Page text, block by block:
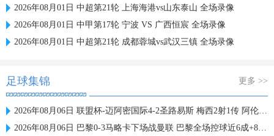
2026年08月01日 中超第21轮 上海海港vs山东泰山 全场录像
2026年08月01日 中甲第17轮 宁波 VS 广西恒宸 全场录像
2026年08月01日 中超第21轮 成都蓉城vs武汉三镇 全场录像
足球集锦 更多 >>
2026年08月06日 联盟杯-迈阿密国际4-2圣路易斯 梅西2射1传 阿伦助攻戴帽
2026年08月06日 巴黎0-3马略卡下场战曼联 巴黎全场控球近6成+8射3正未果